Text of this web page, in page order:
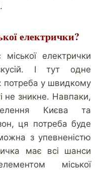
електрички?
електрички
І тут одне
потреба у швидкому
не зникне. Навпаки,
Києва та
ця потреба буде
з упевненістю
має всі шанси
міської